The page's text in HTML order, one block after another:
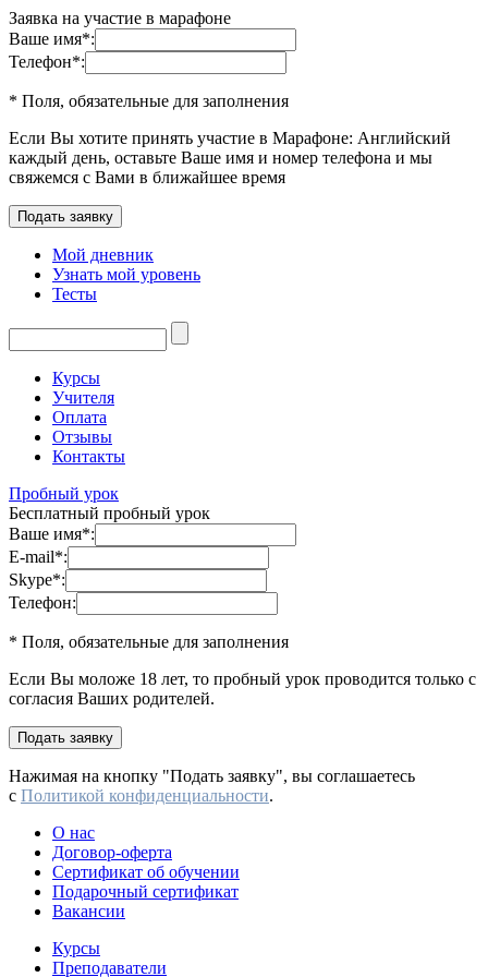
Заявка на участие в марафоне
Ваше имя*:
Телефон*:
* Поля, обязательные для заполнения
Если Вы хотите принять участие в Марафоне: Английский
каждый день, оставьте Ваше имя и номер телефона и мы
свяжемся с Вами в ближайшее время
Мой дневник
Узнать мой уровень
Тесты
Курсы
Учителя
Оплата
Отзывы
Контакты
Пробный урок
Бесплатный пробный урок
Ваше имя*:
E-mail*:
Skype*:
Телефон:
* Поля, обязательные для заполнения
Если Вы моложе 18 лет, то пробный урок проводится только с
согласия Ваших родителей.
Нажимая на кнопку "Подать заявку", вы соглашаетесь
с Политикой конфиденциальности.
О нас
Договор-оферта
Сертификат об обучении
Подарочный сертификат
Вакансии
Курсы
Преподаватели